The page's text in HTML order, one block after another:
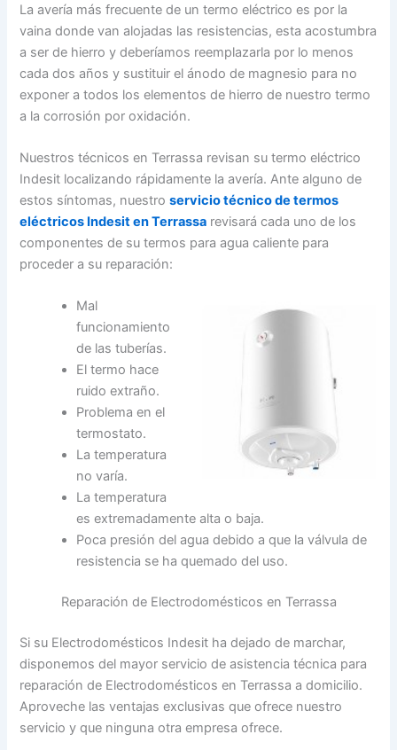
La avería más frecuente de un termo eléctrico es por la
vaina donde van alojadas las resistencias, esta acostumbra
a ser de hierro y deberíamos reemplazarla por lo menos
cada dos años y sustituir el ánodo de magnesio para no
exponer a todos los elementos de hierro de nuestro termo
a la corrosión por oxidación.
Nuestros técnicos en Terrassa revisan su termo eléctrico
Indesit localizando rápidamente la avería. Ante alguno de
estos síntomas, nuestroservicio técnico de termos
eléctricos Indesit en Terrassa revisará cada uno de los
componentes de su termos para agua caliente para
proceder a su reparación:
Mal
funcionamiento
de las tuberías.
El termo hace
ruido extraño.
Problema en el
termostato.
La temperatura
no varía.
La temperatura
es extremadamente alta o baja.
Poca presión del agua debido a que la válvula de
resistencia se ha quemado del uso.
Reparación de Electrodomésticos en Terrassa
Si su Electrodomésticos Indesit ha dejado de marchar,
disponemos del mayor servicio de asistencia técnica para
reparación de Electrodomésticos en Terrassa a domicilio.
Aproveche las ventajas exclusivas que ofrece nuestro
servicio y que ninguna otra empresa ofrece.